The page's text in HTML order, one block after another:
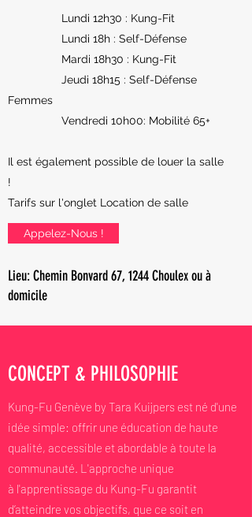
Lundi 12h30 : Kung-Fit
Lundi 18h : Self-Défense
Mardi 18h30 : Kung-Fit
Jeudi 18h15 : Self-Défense
Femmes
Vendredi 10h00: Mobilité 65+
Il est également possible de louer la salle
!
Tarifs sur l'onglet Location de salle
Appelez-Nous !
Lieu: Chemin Bonvard 67, 1244 Choulex ou à
domicile
CONCEPT & PHILOSOPHIE
Kung-Fu Genève by Tara Kuijpers est né d'une
idée simple: offrir une éducation de haute
qualité, accessible et abordable à toute la
communauté. L'approche unique
à l'apprentissage du Kung-Fu garantit
d’atteindre vos objectifs, que ce soit en